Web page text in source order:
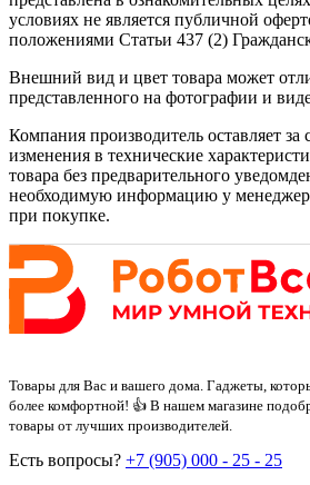
условиях не является публичной
положениями Статьи 437 (2)
Внешний вид и цвет товара может
представленного на фотографии и
Компания производитель оставляет за
изменения в технические
товара без предварительного
необходимую информацию у
при покупке.
Товары для Вас и вашего дома. Гаджеты,
более комфортной! 👍 В нашем магазине
товары от лучших производителей.
Есть вопросы? +7 (905) 000 - 25 - 25